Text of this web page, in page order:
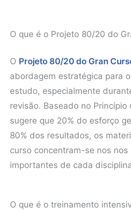
O que é o Projeto 80/20 do
O Projeto 80/20 do Gran
abordagem estratégica para
estudo, especialmente
revisão. Baseado no Princípio
sugere que 20% do esforço
80% dos resultados, os
curso concentram-se nos nos
importantes de cada
O que é o treinamento